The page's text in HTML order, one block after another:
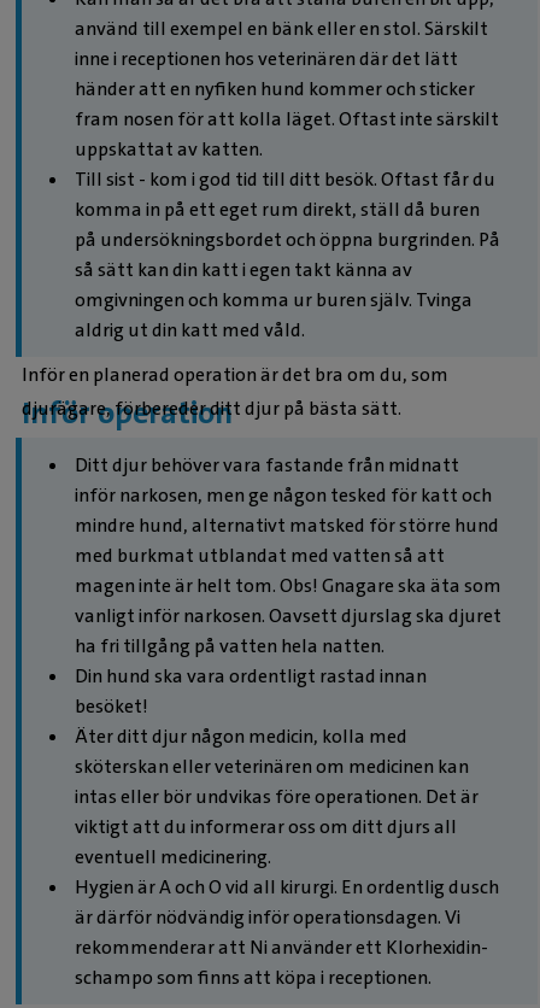
använd till exempel en bänk eller en stol. Särskilt
inne i receptionen hos veterinären där det lätt
händer att en nyfiken hund kommer och sticker
fram nosen för att kolla läget. Oftast inte särskilt
uppskattat av katten.
Till sist - kom i god tid till ditt besök. Oftast får du
komma in på ett eget rum direkt, ställ då buren
på undersökningsbordet och öppna burgrinden. På
så sätt kan din katt i egen takt känna av
omgivningen och komma ur buren själv. Tvinga
aldrig ut din katt med våld.
Inför operation
Inför en planerad operation är det bra om du, som
djurägare, förbereder ditt djur på bästa sätt.
Ditt djur behöver vara fastande från midnatt
inför narkosen, men ge någon tesked för katt och
mindre hund, alternativt matsked för större hund
med burkmat utblandat med vatten så att
magen inte är helt tom. Obs! Gnagare ska äta som
vanligt inför narkosen. Oavsett djurslag ska djuret
ha fri tillgång på vatten hela natten.
Din hund ska vara ordentligt rastad innan
besöket!
Äter ditt djur någon medicin, kolla med
sköterskan eller veterinären om medicinen kan
intas eller bör undvikas före operationen. Det är
viktigt att du informerar oss om ditt djurs all
eventuell medicinering.
Hygien är A och O vid all kirurgi. En ordentlig dusch
är därför nödvändig inför operationsdagen. Vi
rekommenderar att Ni använder ett Klorhexidin-
schampo som finns att köpa i receptionen.